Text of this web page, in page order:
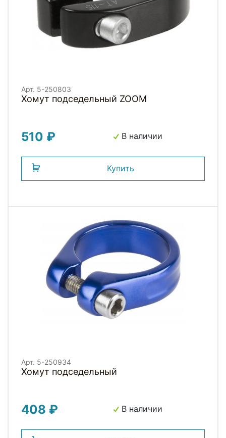
Арт. 5-250803
Хомут подседельный ZOOM
510 ₽ В наличии
Купить
Арт. 5-250934
Хомут подседельный
408 ₽ В наличии